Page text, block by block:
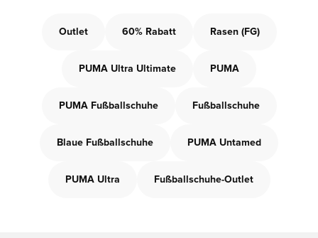
Outlet 60% Rabatt Rasen (FG)
PUMA Ultra Ultimate PUMA
PUMA Fußballschuhe Fußballschuhe
Blaue Fußballschuhe PUMA Untamed
PUMA Ultra Fußballschuhe-Outlet